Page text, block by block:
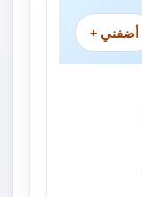
أضفني +